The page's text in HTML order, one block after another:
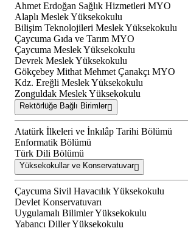
Ahmet Erdoğan Sağlık Hizmetleri MYO
Alaplı Meslek Yüksekokulu
Bilişim Teknolojileri Meslek Yüksekokulu
Çaycuma Gıda ve Tarım MYO
Çaycuma Meslek Yüksekokulu
Devrek Meslek Yüksekokulu
Gökçebey Mithat Mehmet Çanakçı MYO
Kdz. Ereğli Meslek Yüksekokulu
Zonguldak Meslek Yüksekokulu
Rektörlüğe Bağlı Birimler
Atatürk İlkeleri ve İnkılâp Tarihi Bölümü
Enformatik Bölümü
Türk Dili Bölümü
Yüksekokullar ve Konservatuvar
Çaycuma Sivil Havacılık Yüksekokulu
Devlet Konservatuvarı
Uygulamalı Bilimler Yüksekokulu
Yabancı Diller Yüksekokulu